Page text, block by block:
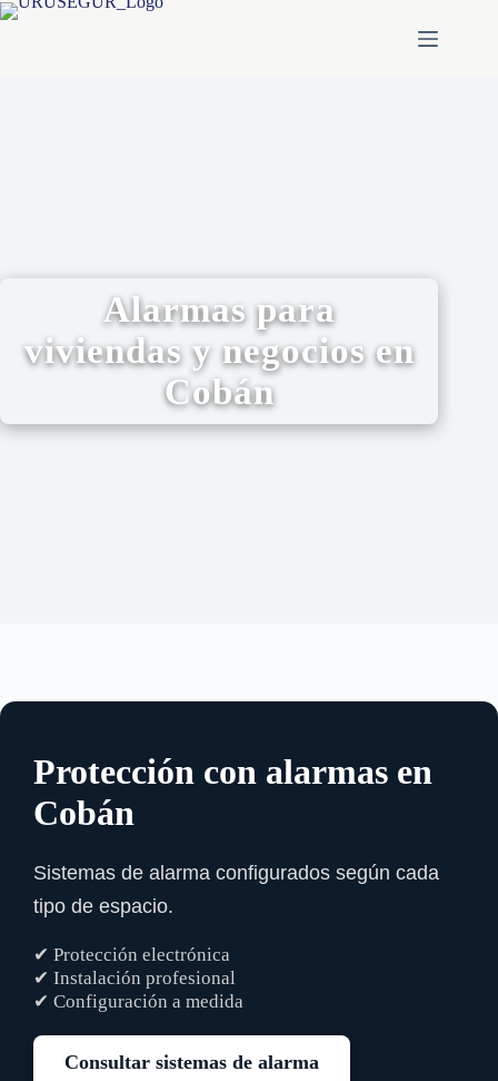
Alarmas para
viviendas y negocios en
Cobán
Protección con alarmas en
Cobán
Sistemas de alarma configurados según cada
tipo de espacio.
✔ Protección electrónica
✔ Instalación profesional
✔ Configuración a medida
Consultar sistemas de alarma